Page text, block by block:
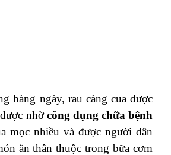
hàng ngày, rau càng cua được
nhờcông dụng chữa bệnh
mọc nhiều và được người dân
ăn thân thuộc trong bữa cơm